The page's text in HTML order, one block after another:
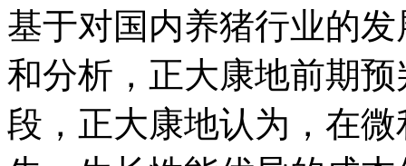
基于对国内养猪行业的
和分析，正大康地前期
段，正大康地认为，在